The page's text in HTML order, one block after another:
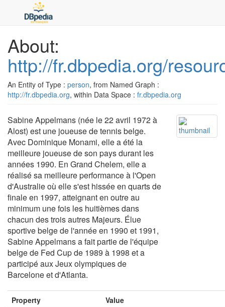
About:
http://fr.dbpedia.org/
An Entity of Type : person, from Named Graph :
http://fr.dbpedia.org, within Data Space : fr.dbpedia.org
Sabine Appelmans (née le 22 avril 1972 à
Alost) est une joueuse de tennis belge.
Avec Dominique Monami, elle a été la
meilleure joueuse de son pays durant les
années 1990. En Grand Chelem, elle a
réalisé sa meilleure performance à l'Open
d'Australie où elle s'est hissée en quarts de
finale en 1997, atteignant en outre au
minimum une fois les huitièmes dans
chacun des trois autres Majeurs. Élue
sportive belge de l'année en 1990 et 1991,
Sabine Appelmans a fait partie de l'équipe
belge de Fed Cup de 1989 à 1998 et a
participé aux Jeux olympiques de
Barcelone et d'Atlanta.
Property Value